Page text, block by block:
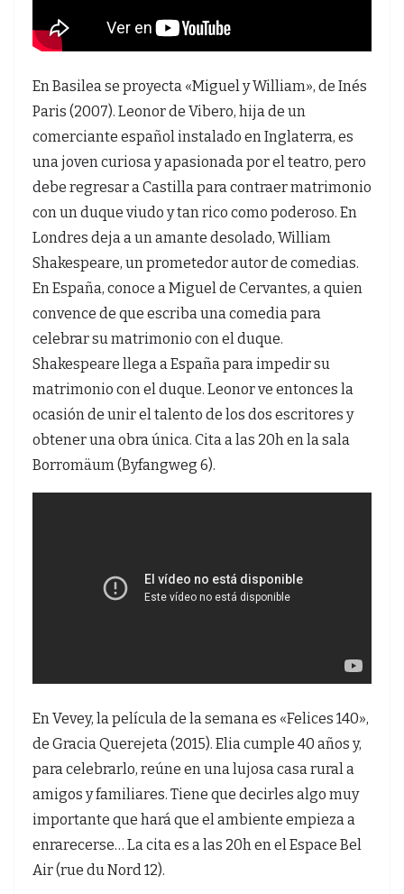
En Basilea se proyecta «Miguel y William», de Inés
Paris (2007). Leonor de Vibero, hija de un
comerciante español instalado en Inglaterra, es
una joven curiosa y apasionada por el teatro, pero
debe regresar a Castilla para contraer matrimonio
con un duque viudo y tan rico como poderoso. En
Londres deja a un amante desolado, William
Shakespeare, un prometedor autor de comedias.
En España, conoce a Miguel de Cervantes, a quien
convence de que escriba una comedia para
celebrar su matrimonio con el duque.
Shakespeare llega a España para impedir su
matrimonio con el duque. Leonor ve entonces la
ocasión de unir el talento de los dos escritores y
obtener una obra única. Cita a las 20h en la sala
Borromäum (Byfangweg 6).
En Vevey, la película de la semana es «Felices 140»,
de Gracia Querejeta (2015). Elia cumple 40 años y,
para celebrarlo, reúne en una lujosa casa rural a
amigos y familiares. Tiene que decirles algo muy
importante que hará que el ambiente empieza a
enrarecerse… La cita es a las 20h en el Espace Bel
Air (rue du Nord 12).